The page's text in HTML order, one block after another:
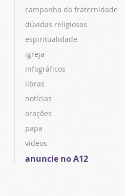
campanha da fraternidade
dúvidas religiosas
espiritualidade
igreja
infográficos
libras
notícias
orações
papa
vídeos
anuncie no A12